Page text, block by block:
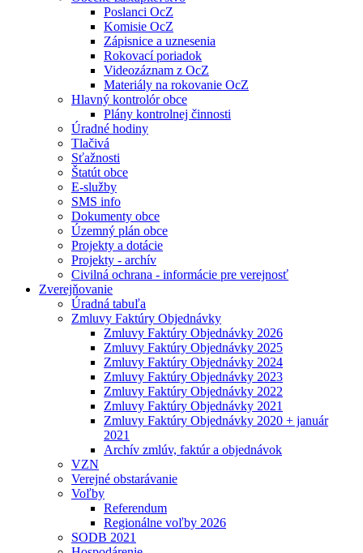
Poslanci OcZ
Komisie OcZ
Zápisnice a uznesenia
Rokovací poriadok
Videozáznam z OcZ
Materiály na rokovanie OcZ
Hlavný kontrolór obce
Plány kontrolnej činnosti
Úradné hodiny
Tlačivá
Sťažnosti
Štatút obce
E-služby
SMS info
Dokumenty obce
Územný plán obce
Projekty a dotácie
Projekty - archív
Civilná ochrana - informácie pre verejnosť
Zverejňovanie
Úradná tabuľa
Zmluvy Faktúry Objednávky
Zmluvy Faktúry Objednávky 2026
Zmluvy Faktúry Objednávky 2025
Zmluvy Faktúry Objednávky 2024
Zmluvy Faktúry Objednávky 2023
Zmluvy Faktúry Objednávky 2022
Zmluvy Faktúry Objednávky 2021
Zmluvy Faktúry Objednávky 2020 + január
2021
Archív zmlúv, faktúr a objednávok
VZN
Verejné obstarávanie
Voľby
Referendum
Regionálne voľby 2026
SODB 2021